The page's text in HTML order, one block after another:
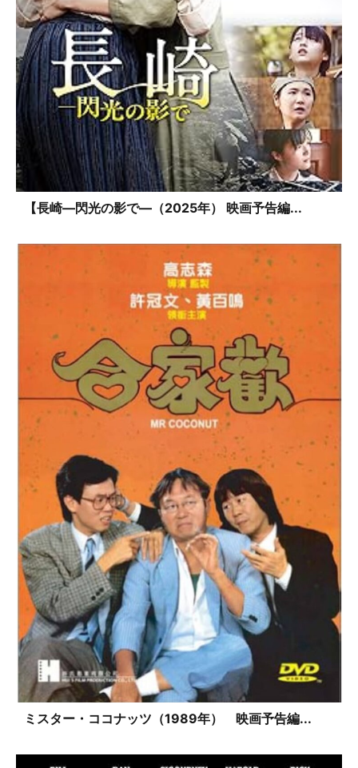
【長崎―閃光の影で―（2025年） 映画予告編...
ミスター・ココナッツ（1989年） 映画予告編...